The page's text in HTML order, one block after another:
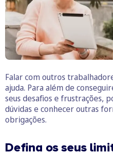
Falar com outros
ajuda. Para além de
seus desafios e frustrações,
dúvidas e conhecer outras
obrigações.
Defina os seus